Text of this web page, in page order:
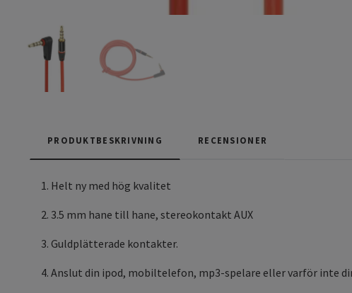
PRODUKTBESKRIVNING RECENSIONER
1. Helt ny med hög kvalitet
2. 3.5 mm hane till hane, stereokontakt AUX
3. Guldplätterade kontakter.
4. Anslut din ipod, mobiltelefon, mp3-spelare eller varför inte